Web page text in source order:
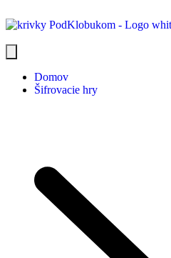
Domov
Šifrovacie hry